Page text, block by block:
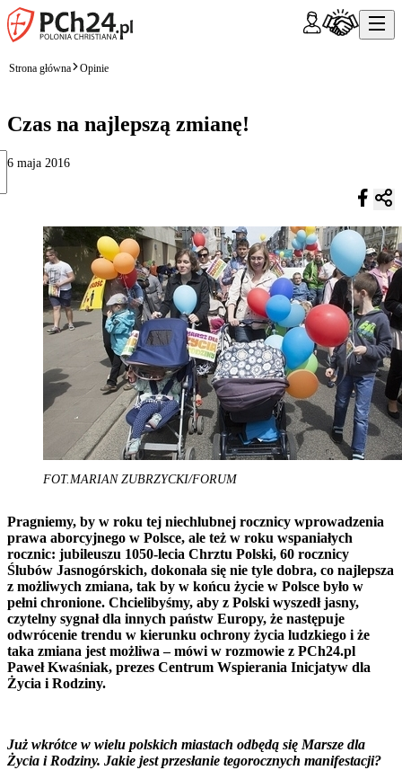
Strona główna Opinie
Czas na najlepszą zmianę!
6 maja 2016
FOT.MARIAN ZUBRZYCKI/FORUM
Pragniemy, by w roku tej niechlubnej rocznicy wprowadzenia
prawa aborcyjnego w Polsce, ale też w roku wspaniałych
rocznic: jubileuszu 1050-lecia Chrztu Polski, 60 rocznicy
Ślubów Jasnogórskich, dokonała się nie tyle dobra, co najlepsza
z możliwych zmiana, tak by w końcu życie w Polsce było w
pełni chronione. Chcielibyśmy, aby z Polski wyszedł jasny,
czytelny sygnał dla innych państw Europy, że następuje
odwrócenie trendu w kierunku ochrony życia ludzkiego i że
taka zmiana jest możliwa – mówi w rozmowie z PCh24.pl
Paweł Kwaśniak, prezes Centrum Wspierania Inicjatyw dla
Życia i Rodziny.
Już wkrótce w wielu polskich miastach odbędą się Marsze dla
Życia i Rodziny. Jakie jest przesłanie tegorocznych manifestacji?